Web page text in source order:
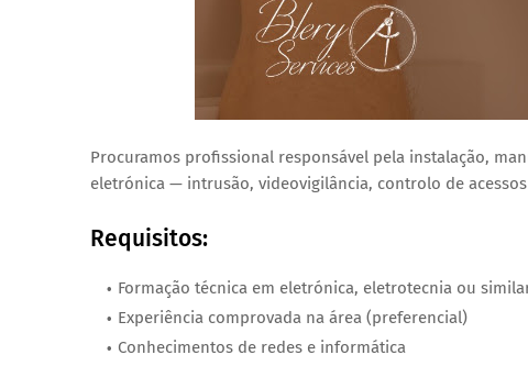
Procuramos profissional responsável pela instalação,
eletrónica — intrusão, videovigilância, controlo de
Requisitos:
Formação técnica em eletrónica, eletrotecnia ou
Experiência comprovada na área (preferencial)
Conhecimentos de redes e informática